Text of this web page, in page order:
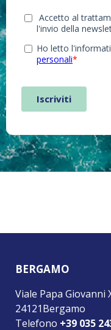
BERGAMO
Viale Papa Giovanni
24121Bergamo
Telefono +39 035